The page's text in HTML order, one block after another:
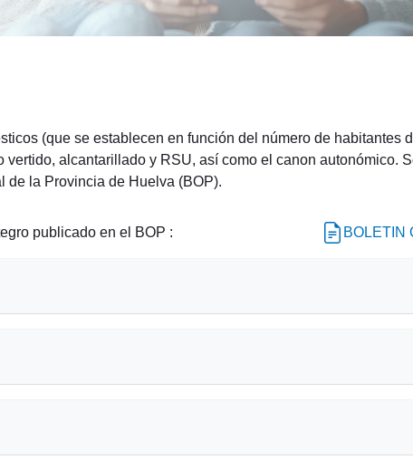
(que se establecen en función del número de habitantes
vertido, alcantarillado y RSU, así como el canon autonómico.
de la Provincia de Huelva (BOP).
publicado en el BOP : BOLETIN